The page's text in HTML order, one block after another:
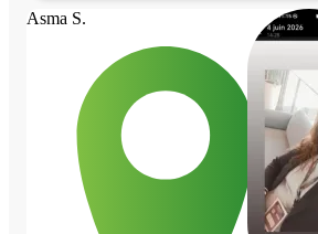
Aout. Je ne fume pas, je suis très
respectueuse et laborieuse.
Asma S.